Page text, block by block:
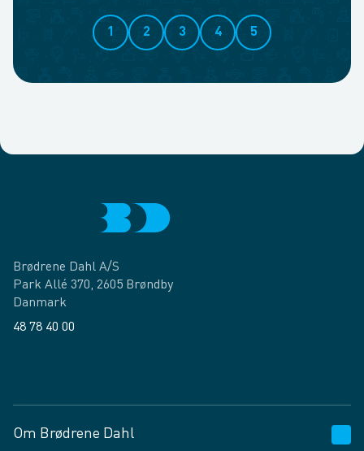
1 2 3 4 5
Brødrene Dahl A/S
Park Allé 370, 2605 Brøndby
Danmark
48 78 40 00
Om Brødrene Dahl